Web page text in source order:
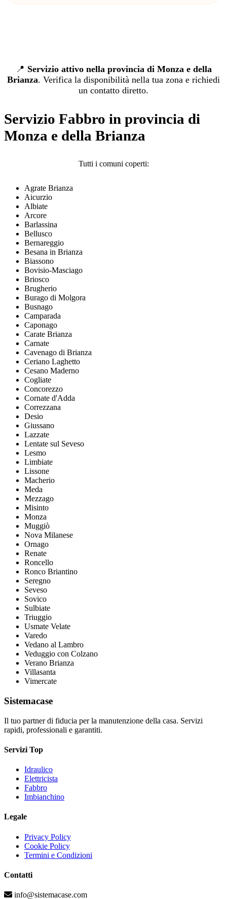
📍 Servizio attivo nella provincia di Monza e della
Brianza. Verifica la disponibilità nella tua zona e richiedi
un contatto diretto.
Servizio Fabbro in provincia di
Monza e della Brianza
Tutti i comuni coperti:
Agrate Brianza
Aicurzio
Albiate
Arcore
Barlassina
Bellusco
Bernareggio
Besana in Brianza
Biassono
Bovisio-Masciago
Briosco
Brugherio
Burago di Molgora
Busnago
Camparada
Caponago
Carate Brianza
Carnate
Cavenago di Brianza
Ceriano Laghetto
Cesano Maderno
Cogliate
Concorezzo
Cornate d'Adda
Correzzana
Desio
Giussano
Lazzate
Lentate sul Seveso
Lesmo
Limbiate
Lissone
Macherio
Meda
Mezzago
Misinto
Monza
Muggiò
Nova Milanese
Ornago
Renate
Roncello
Ronco Briantino
Seregno
Seveso
Sovico
Sulbiate
Triuggio
Usmate Velate
Varedo
Vedano al Lambro
Veduggio con Colzano
Verano Brianza
Villasanta
Vimercate
Sistemacase
Il tuo partner di fiducia per la manutenzione della casa. Servizi
rapidi, professionali e garantiti.
Servizi Top
Idraulico
Elettricista
Fabbro
Imbianchino
Legale
Privacy Policy
Cookie Policy
Termini e Condizioni
Contatti
info@sistemacase.com